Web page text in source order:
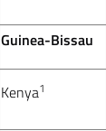
Guinea-Bissau
Kenya1